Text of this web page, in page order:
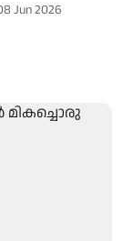
Jun 2026